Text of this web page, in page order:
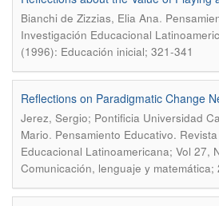
Bianchi de Zizzias, Elia Ana.
Investigación Educacional
(1996): Educación inicial; 321-341
Reflections on Paradigmatic Change
Jerez, Sergio; Pontificia Universidad
Mario. Pensamiento Educativo.
Educacional Latinoamericana; Vol 27,
Comunicación, lenguaje y matemática;